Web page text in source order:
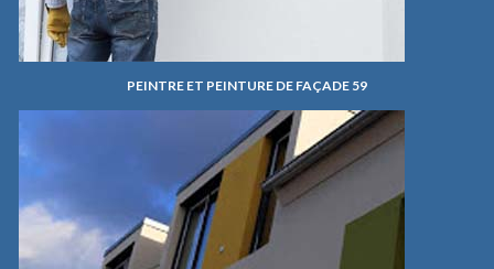
PEINTRE ET PEINTURE DE FAÇADE 59